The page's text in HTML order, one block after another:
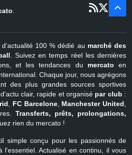
juil - 31
.
100 % dédié au marché des
. Suivez en temps réel les dernières
et les tendances du mercato en
Chaque jour, nous agrégons
des plus grandes sources sportives
clair, rapide et organisé par club :
FC Barcelone, Manchester United
Transferts, prêts, prolongations,
rien du mercato !
simple conçu pour les passionnés de
l'essentiel. Actualisé en continu, il vous